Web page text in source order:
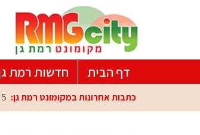
דף הבית חדשות רמת
כתבות אחרונות במקומונט רמת גן: 5 יולי, 2026